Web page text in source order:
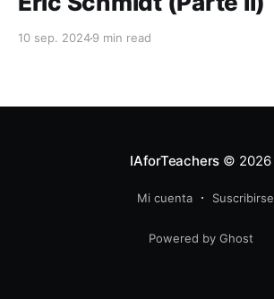
10 sep. 20249 min read
IAforTeachers © 2026
Mi cuenta Suscribirse
Powered by Ghost